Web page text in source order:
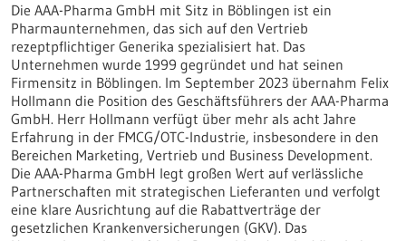
Die AAA-Pharma GmbH mit Sitz in Böblingen ist ein
Pharmaunternehmen, das sich auf den Vertrieb
rezeptpflichtiger Generika spezialisiert hat. Das
Unternehmen wurde 1999 gegründet und hat seinen
Firmensitz in Böblingen. Im September 2023 übernahm Felix
Hollmann die Position des Geschäftsführers der AAA-Pharma
GmbH. Herr Hollmann verfügt über mehr als acht Jahre
Erfahrung in der FMCG/OTC-Industrie, insbesondere in den
Bereichen Marketing, Vertrieb und Business Development.
Die AAA-Pharma GmbH legt großen Wert auf verlässliche
Partnerschaften mit strategischen Lieferanten und verfolgt
eine klare Ausrichtung auf die Rabattverträge der
gesetzlichen Krankenversicherungen (GKV). Das